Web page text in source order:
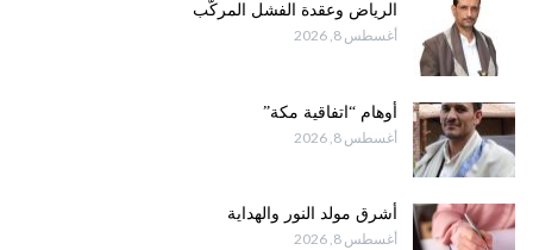
الرياض وعقدة الفشل المركَّب
أغسطس 8, 2026
أوهام “اتفاقية مكة”
أغسطس 8, 2026
أشرق مولد النور والهداية
أغسطس 8, 2026